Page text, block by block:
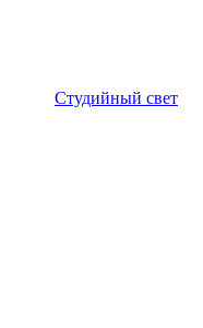
Студийный свет